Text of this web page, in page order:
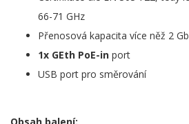
66-71 GHz
Přenosová kapacita více něž 2
1x GEth PoE-in port
USB port pro směrování